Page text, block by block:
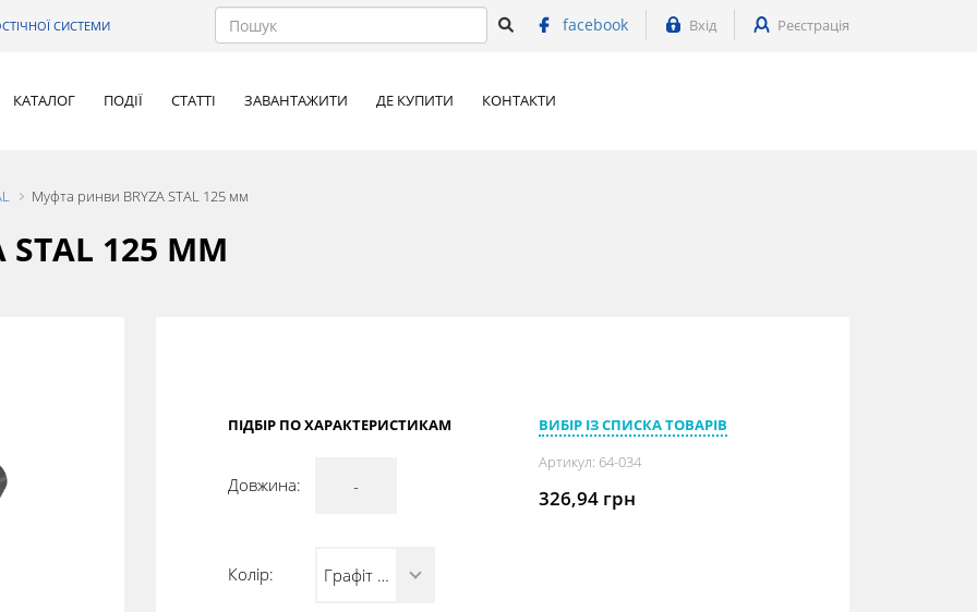
СИСТЕМИ facebook Вхід Реєстрація
КАТАЛОГ ПОДІЇ СТАТТІ ЗАВАНТАЖИТИ ДЕ КУПИТИ КОНТАКТИ
Муфта ринви BRYZA STAL 125 мм
125 ММ
ПІДБІР ПО ХАРАКТЕРИСТИКАМ
Довжина: -
Колір: Графіт (RAL 7021)
ВИБІР ІЗ СПИСКА ТОВАРІВ
Артикул: 64-034
326,94 грн